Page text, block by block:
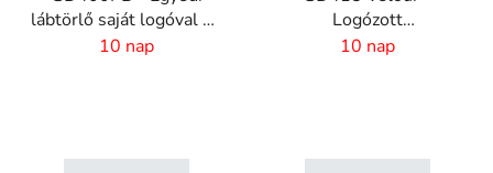
lábtörlő saját logóval és
dizájnnal
10 nap
Logózott
reklámszőnyeg - 4 mm
10 nap